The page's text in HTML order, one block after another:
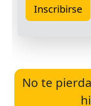
No te